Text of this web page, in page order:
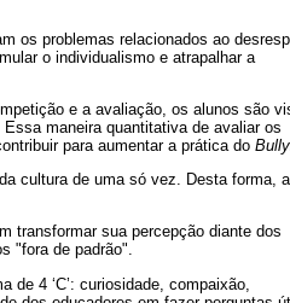
os problemas relacionados ao
o individualismo e atrapalhar a
e a avaliação, os alunos são
maneira quantitativa de avaliar os
para aumentar a prática do
cultura de uma só vez. Desta forma,
transformar sua percepção diante dos
"fora de padrão".
4 ‘C’: curiosidade, compaixão,